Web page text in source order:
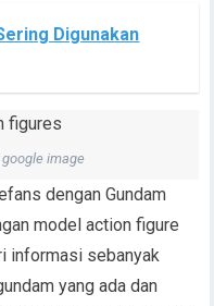
Digunakan
image
dengan Gundam
model action figure
informasi sebanyak
yang ada dan